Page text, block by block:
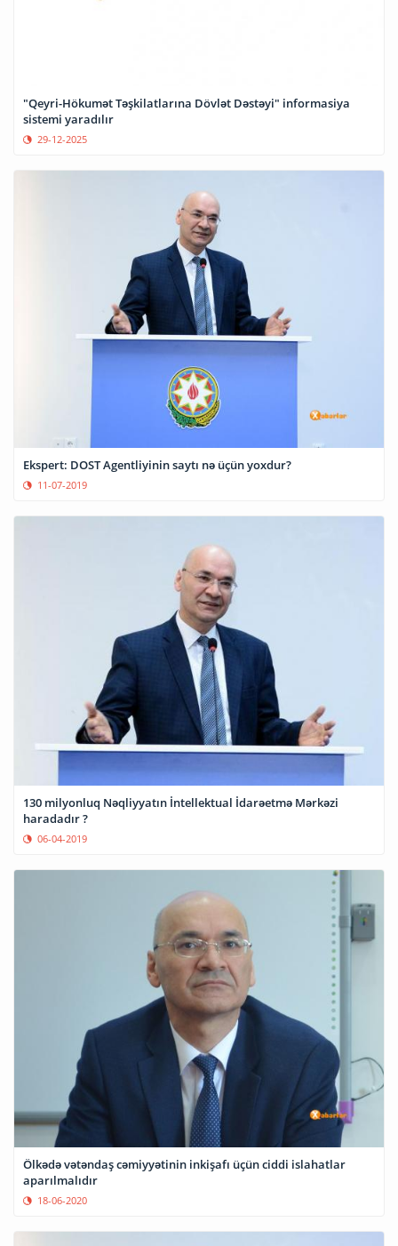
"Qeyri-Hökumət Təşkilatlarına Dövlət Dəstəyi" informasiya
sistemi yaradılır
29-12-2025
Ekspert: DOST Agentliyinin saytı nə üçün yoxdur?
11-07-2019
130 milyonluq Nəqliyyatın İntellektual İdarəetmə Mərkəzi
haradadır ?
06-04-2019
Ölkədə vətəndaş cəmiyyətinin inkişafı üçün ciddi islahatlar
aparılmalıdır
18-06-2020